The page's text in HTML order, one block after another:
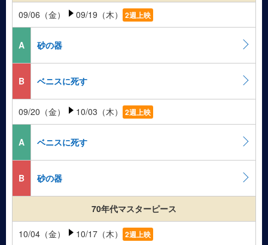
09/06（金） 09/19（木） 2週上映
A 砂の器
B ベニスに死す
09/20（金） 10/03（木） 2週上映
A ベニスに死す
B 砂の器
70年代マスターピース
10/04（金） 10/17（木） 2週上映